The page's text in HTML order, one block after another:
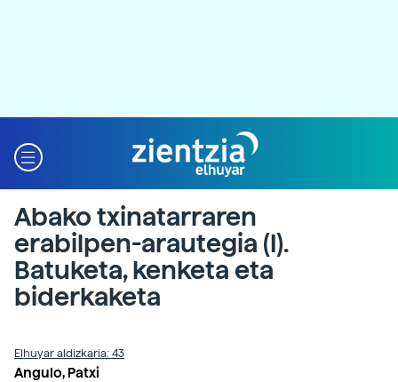
Abako txinatarraren
erabilpen-arautegia (I).
Batuketa, kenketa eta
biderkaketa
Elhuyar aldizkaria: 43
Angulo, Patxi